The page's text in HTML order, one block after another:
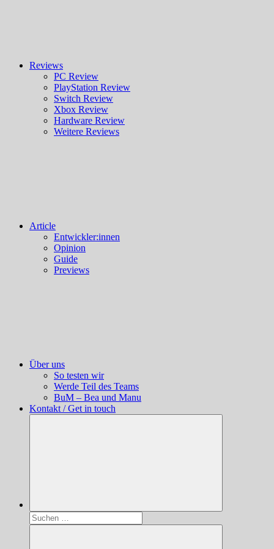
Reviews
PC Review
PlayStation Review
Switch Review
Xbox Review
Hardware Review
Weitere Reviews
Article
Entwickler:innen
Opinion
Guide
Previews
Über uns
So testen wir
Werde Teil des Teams
BuM – Bea und Manu
Kontakt / Get in touch
Suchen
nach: